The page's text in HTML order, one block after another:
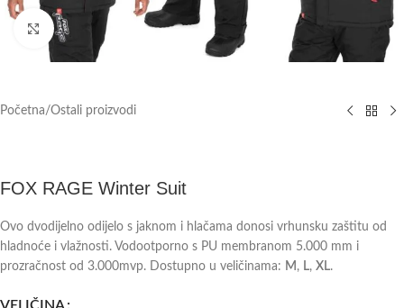
Klik za povećanje
Početna/Ostali proizvodi
FOX RAGE Winter Suit
Ovo dvodijelno odijelo s jaknom i hlačama donosi vrhunsku zaštitu od
hladnoće i vlažnosti. Vodootporno s PU membranom 5.000 mm i
prozračnost od 3.000mvp. Dostupno u veličinama: M , L, XL.